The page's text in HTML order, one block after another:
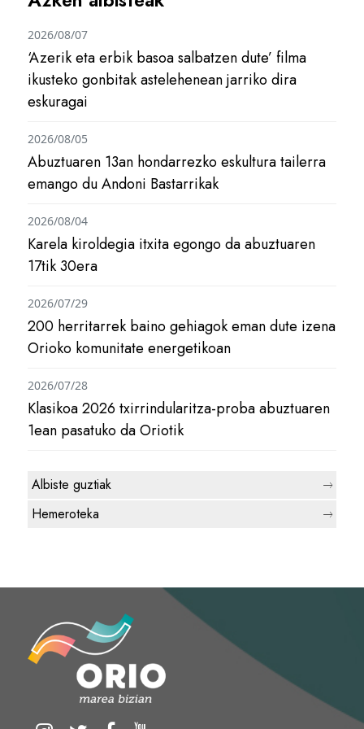
‘Azerik eta erbik basoa salbatzen dute’ filma
ikusteko gonbitak astelehenean jarriko dira
eskuragai
2026/08/07
Abuztuaren 13an hondarrezko eskultura tailerra
emango du Andoni Bastarrikak
2026/08/05
Karela kiroldegia itxita egongo da abuztuaren
17tik 30era
2026/08/04
200 herritarrek baino gehiagok eman dute izena
Orioko komunitate energetikoan
2026/07/29
Klasikoa 2026 txirrindularitza-proba abuztuaren
1ean pasatuko da Oriotik
2026/07/28
Albiste guztiak
Hemeroteka